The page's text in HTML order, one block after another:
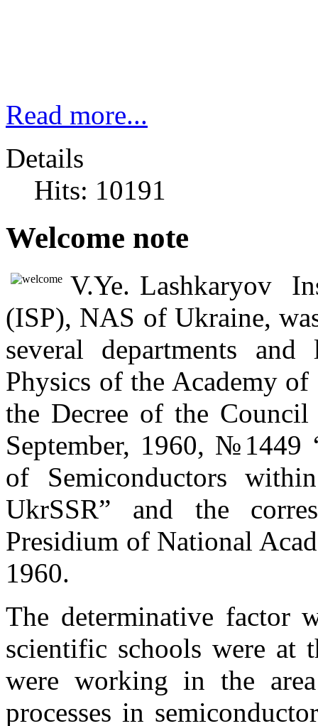
Read more...
Details
Hits: 10191
Welcome note
V.Ye. Lashkaryov
(ISP), NAS of Ukraine,
several departments
Physics of the Academy
the Decree of the
September, 1960, №1449
of Semiconductors
UkrSSR” and the
Presidium of National
1960.
The determinative factor
scientific schools were at
were working in the
processes in